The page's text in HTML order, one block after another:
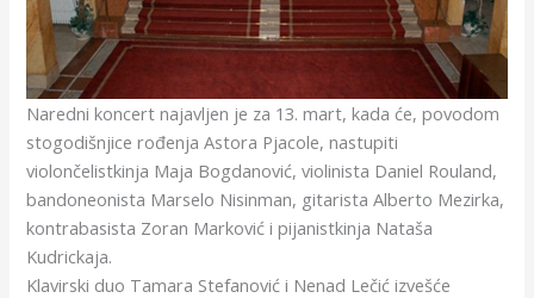
Naredni koncert najavljen je za 13. mart, kada će, povodom
stogodišnjice rođenja Astora Pjacole, nastupiti
violončelistkinja Maja Bogdanović, violinista Daniel Rouland,
bandoneonista Marselo Nisinman, gitarista Alberto Mezirka,
kontrabasista Zoran Marković i pijanistkinja Nataša
Kudrickaja.
Klavirski duo Tamara Stefanović i Nenad Lečić izvešće